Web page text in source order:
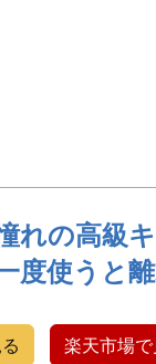
れの高級
度使うと
楽天市場で